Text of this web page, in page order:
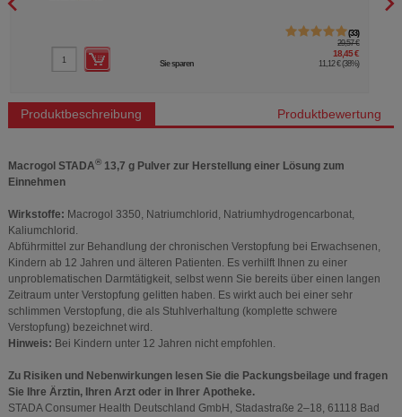
18,45 €
38%
Produktbeschreibung Produktbewertung
Macrogol STADA®13,7 g Pulver zur Herstellung einer Lösung zum
Einnehmen
Wirkstoffe: Macrogol 3350, Natriumchlorid, Natriumhydrogencarbonat,
Kaliumchlorid.
Abführmittel zur Behandlung der chronischen Verstopfung bei Erwachsenen,
Kindern ab 12 Jahren und älteren Patienten. Es verhilft Ihnen zu einer
unproblematischen Darmtätigkeit, selbst wenn Sie bereits über einen langen
Zeitraum unter Verstopfung gelitten haben. Es wirkt auch bei einer sehr
schlimmen Verstopfung, die als Stuhlverhaltung (komplette schwere
Verstopfung) bezeichnet wird.
Hinweis: Bei Kindern unter 12 Jahren nicht empfohlen.
Zu Risiken und Nebenwirkungen lesen Sie die Packungsbeilage und fragen
Sie Ihre Ärztin, Ihren Arzt oder in Ihrer Apotheke.
STADA Consumer Health Deutschland GmbH, Stadastraße 2–18, 61118 Bad